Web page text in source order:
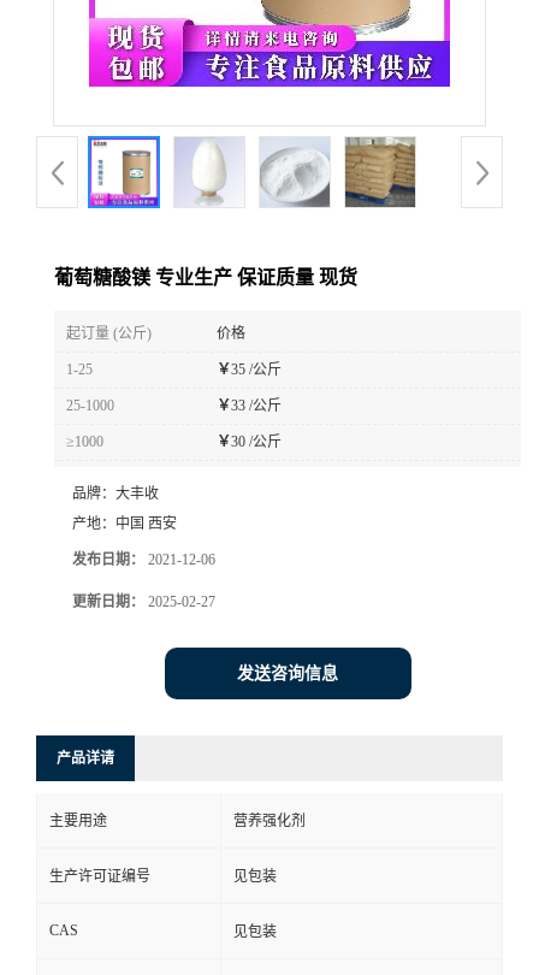
葡萄糖酸镁 专业生产 保证质量 现货
起订量 (公斤) 价格
1-25 ￥35 /公斤
25-1000 ￥33 /公斤
≥1000 ￥30 /公斤
品牌： 大丰收
产地： 中国 西安
发布日期： 2021-12-06
更新日期： 2025-02-27
发送咨询信息
产品详请
主要用途 营养强化剂
生产许可证编号 见包装
CAS 见包装